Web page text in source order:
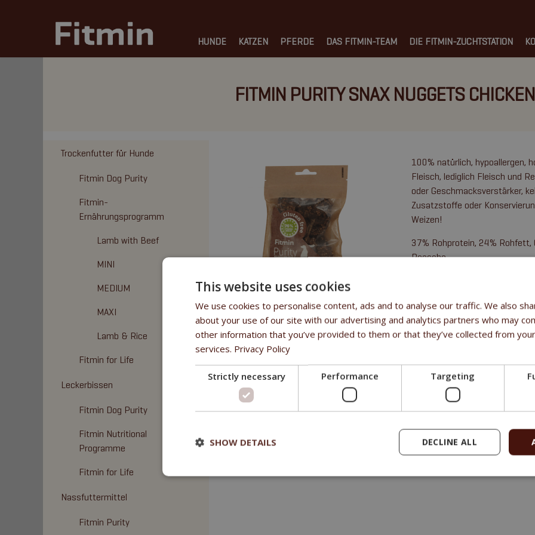
HUNDE KATZEN PFERDE DAS FITMIN-TEAM DIE FITMIN-ZUCHTSTATION
FITMIN PURITY SNAX NUGGETS
Trockenfutter für Hunde
Fitmin Dog Purity
Fitmin-
Ernährungsprogramm
Lamb with Beef
MINI
MEDIUM
MAXI
Lamb & Rice
Fitmin for Life
Leckerbissen
Fitmin Dog Purity
Fitmin Nutritional
Programme
Fitmin for Life
Nassfuttermittel
Fitmin Purity
100% natürlich, hypoallergen,
Fleisch, lediglich Fleisch und
oder Geschmacksverstärker,
Zusatzstoffe oder
Weizen!
37% Rohprotein, 24% Rohfett,
Roasche
VORTEILE
100% natürlich, hypoallergen, hochqualitatives Fleisch, lediglich Fleisch und
keine künstlichen Zusatzstoffe oder Konservierungsmittel, kein Weizen!
ZUSAMMENSETZUNG
This website uses cookies
We use cookies to personalise content, ads and to analyse our traffic. We also
about your use of our site with our advertising and analytics partners who may
other information that you’ve provided to them or that they’ve collected from
services. Privacy Policy
Strictly necessary Performance Targeting
DECLINE ALL
SHOW DETAILS